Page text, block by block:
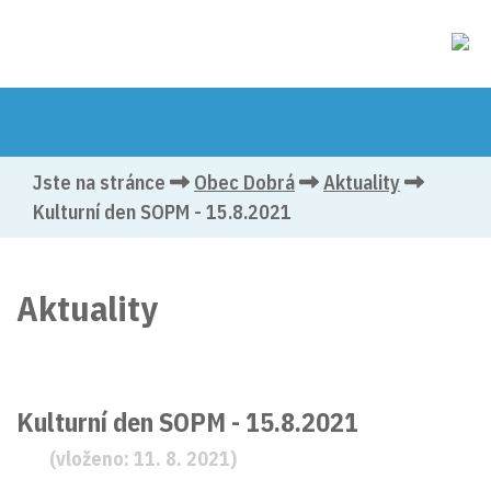
Jste na stránce Obec Dobrá
Aktuality
Kulturní den SOPM - 15.8.2021
Aktuality
Kulturní den SOPM - 15.8.2021
(vloženo: 11. 8. 2021)